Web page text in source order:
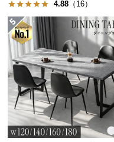
商
品
の
配
送
に
つ
い
て
4.88 （16）